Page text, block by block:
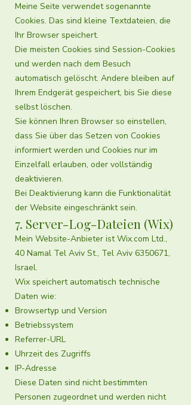
Meine Seite verwendet sogenannte
Cookies. Das sind kleine Textdateien, die
Ihr Browser speichert.
Die meisten Cookies sind Session-Cookies
und werden nach dem Besuch
automatisch gelöscht. Andere bleiben auf
Ihrem Endgerät gespeichert, bis Sie diese
selbst löschen.
Sie können Ihren Browser so einstellen,
dass Sie über das Setzen von Cookies
informiert werden und Cookies nur im
Einzelfall erlauben, oder vollständig
deaktivieren.
Bei Deaktivierung kann die Funktionalität
der Website eingeschränkt sein.
7. Server-Log-Dateien (Wix)
Mein Website-Anbieter ist Wix.com Ltd.,
40 Namal Tel Aviv St., Tel Aviv 6350671,
Israel.
Wix speichert automatisch technische
Daten wie:
Browsertyp und Version
Betriebssystem
Referrer-URL
Uhrzeit des Zugriffs
IP-Adresse
Diese Daten sind nicht bestimmten
Personen zugeordnet und werden nicht